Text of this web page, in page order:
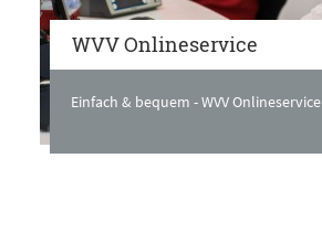
WVV Onlineservice
Einfach & bequem - WVV Onlineservice